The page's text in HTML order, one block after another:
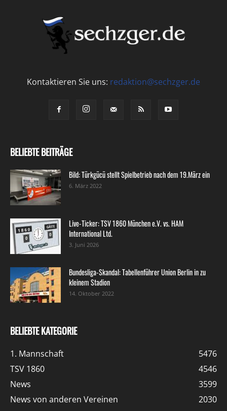
Kontaktieren Sie uns: redaktion@sechzger.de
BELIEBTE BEITRÄGE
Bild: Türkgücü stellt Spielbetrieb nach dem 19.März ein
6. März 2022
Live-Ticker: TSV 1860 München e.V. vs. HAM
International Ltd.
3. Juni 2026
Bundesliga-Skandal: Tabellenführer Union Berlin in zu
kleinem Stadion
14. Oktober 2022
BELIEBTE KATEGORIE
1. Mannschaft
5476
TSV 1860
4546
News
3599
News von anderen Vereinen
2030